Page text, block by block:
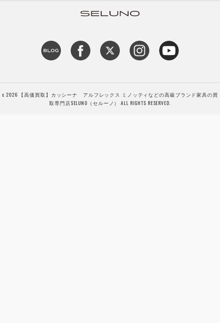
c 2026 【高価買取】カッシーナ アルフレックス ミノッティなどの高級ブランド家具の買
取専門店SELUNO（セルーノ） ALL RIGHTS RESERVED.